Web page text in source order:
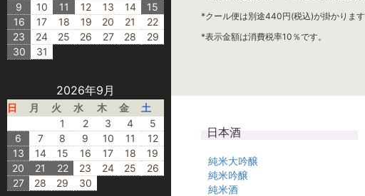
9
10 11 12 13 14
15
16
17 18 19 20 21
22
23
24 25 26 27 28
29
30
31
2026年9月
日 月 火 水 木 金
土
1
2 3 4
5
6
7 8 9 10 11
12
13
14 15 16 17 18
19
20
21 22 23 24 25
26
27
28 29 30
*クール便は別途440円(税込)が掛かります
*表示金額は消費税率10％です。
日本酒
純米大吟醸
純米吟醸
純米酒